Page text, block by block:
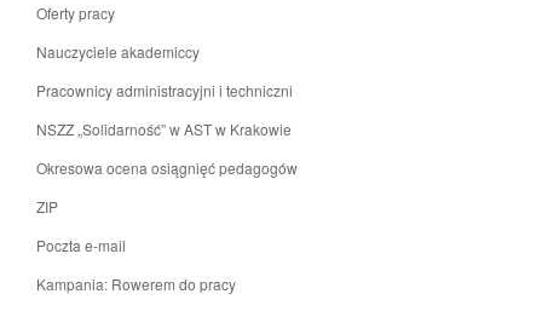
Oferty pracy
Nauczyciele akademiccy
Pracownicy administracyjni i techniczni
NSZZ „Solidarność” w AST w Krakowie
Okresowa ocena osiągnięć pedagogów
ZIP
Poczta e-mail
Kampania: Rowerem do pracy